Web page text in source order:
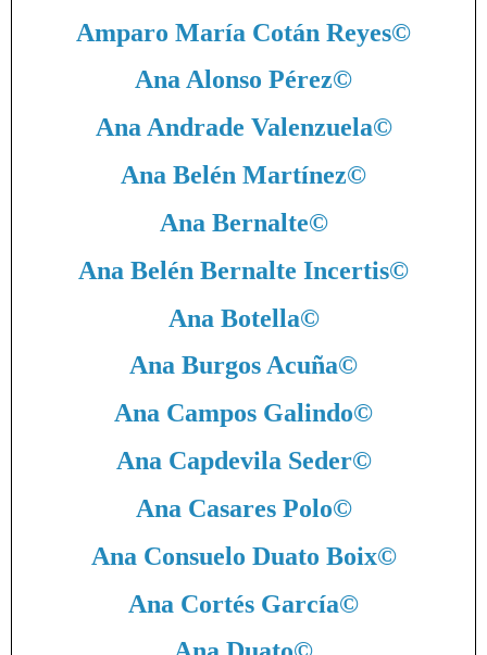
Amparo María Cotán Reyes©
Ana Alonso Pérez©
Ana Andrade Valenzuela©
Ana Belén Martínez©
Ana Bernalte©
Ana Belén Bernalte Incertis©
Ana Botella©
Ana Burgos Acuña©
Ana Campos Galindo©
Ana Capdevila Seder©
Ana Casares Polo©
Ana Consuelo Duato Boix©
Ana Cortés García©